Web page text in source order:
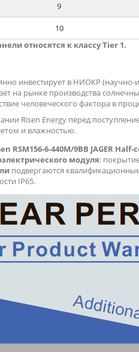
9
10
относятся к классу Tier 1.
инвестирует в НИОКР (научно-
на рынке производства
человеческого фактора в
Risen Energy перед
и влажностью.
RSM156-6-440M/9ВВ JAGER Half-
модуля:
подвергаются
IP65.